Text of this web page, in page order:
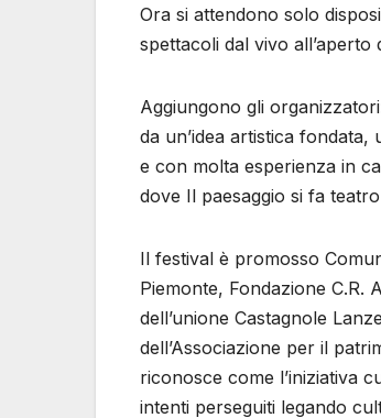
Ora si attendono solo
spettacoli dal vivo
Aggiungono gli
da un’idea artistica
e con molta esperienza in
dove Il paesaggio si fa
Il festival è promosso
Piemonte, Fondazione C.R.
dell’unione Castagnole
dell’Associazione per il
riconosce come l’iniziativa
intenti perseguiti legando